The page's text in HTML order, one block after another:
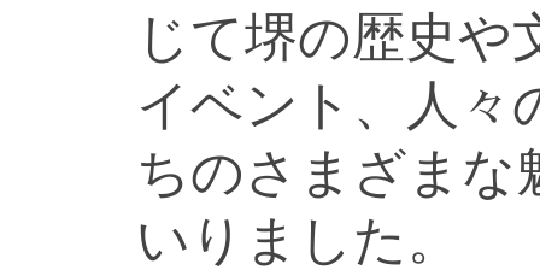
じて堺の歴史や
イベント、人々
ちのさまざまな
いりました。